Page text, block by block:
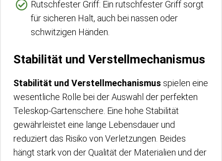
Rutschfester Griff: Ein rutschfester Griff sorgt
für sicheren Halt, auch bei nassen oder
schwitzigen Händen.
Stabilität und Verstellmechanismus
Stabilität und Verstellmechanismus spielen eine
wesentliche Rolle bei der Auswahl der perfekten
Teleskop-Gartenschere. Eine hohe Stabilität
gewährleistet eine lange Lebensdauer und
reduziert das Risiko von Verletzungen. Beides
hängt stark von der Qualität der Materialien und der